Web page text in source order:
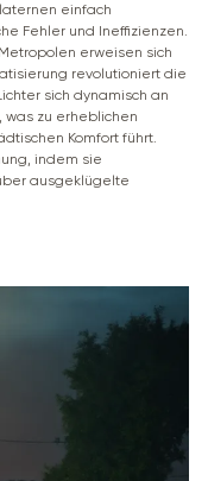
einfach
Fehler und Ineffizienzen.
erweisen sich
revolutioniert die
sich dynamisch an
zu erheblichen
Komfort führt.
indem sie
ausgeklügelte